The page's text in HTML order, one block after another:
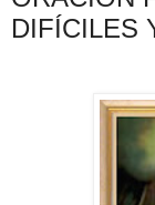
DIFÍCILES